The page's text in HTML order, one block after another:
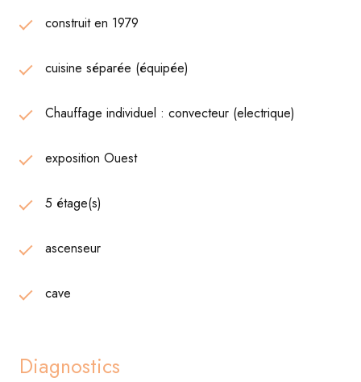
construit en 1979
cuisine séparée (équipée)
Chauffage individuel : convecteur (electrique)
exposition Ouest
5 étage(s)
ascenseur
cave
Diagnostics